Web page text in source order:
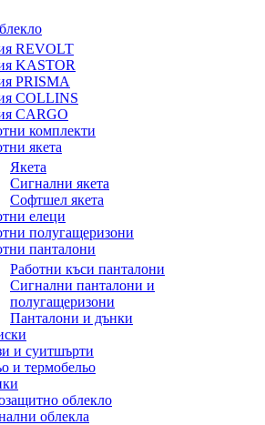
REVOLT
KASTOR
PRISMA
COLLINS
CARGO
комплекти
якета
Якета
Сигнални якета
Софтшел якета
елеци
полугащеризони
панталони
Работни къси панталони
Сигнални панталони и
полугащеризони
Панталони и дънки
и суитшърти
и термобельо
облекло
облекла